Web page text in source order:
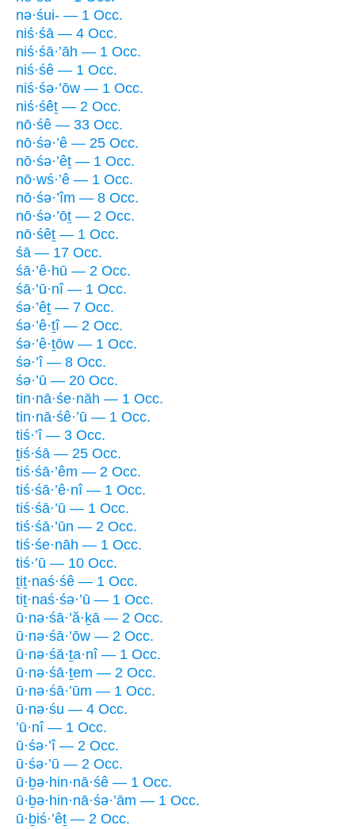
nə·śui- — 1 Occ.
niś·śā — 4 Occ.
niś·śā·’āh — 1 Occ.
niś·śê — 1 Occ.
niś·śə·’ōw — 1 Occ.
niś·śêṯ — 2 Occ.
nō·śê — 33 Occ.
nō·śə·’ê — 25 Occ.
nō·śə·’êṯ — 1 Occ.
nō·wś·’ê — 1 Occ.
nō·śə·’îm — 8 Occ.
nō·śə·’ōṯ — 2 Occ.
nō·śêṯ — 1 Occ.
śā — 17 Occ.
śā·’ê·hū — 2 Occ.
śā·’ū·nî — 1 Occ.
śə·’êṯ — 7 Occ.
śə·’ê·ṯî — 2 Occ.
śə·’ê·ṯōw — 1 Occ.
śə·’î — 8 Occ.
śə·’ū — 20 Occ.
tin·nā·śe·nāh — 1 Occ.
tin·nā·śê·’ū — 1 Occ.
tiś·’î — 3 Occ.
ṯiś·śā — 25 Occ.
tiś·śā·’êm — 2 Occ.
tiś·śā·’ê·nî — 1 Occ.
tiś·śā·’ū — 1 Occ.
tiś·śā·’ūn — 2 Occ.
tiś·śe·nāh — 1 Occ.
tiś·’ū — 10 Occ.
ṯiṯ·naś·śê — 1 Occ.
tiṯ·naś·śə·’ū — 1 Occ.
ū·nə·śā·’ă·ḵā — 2 Occ.
ū·nə·śā·’ōw — 2 Occ.
ū·nə·śā·ṯa·nî — 1 Occ.
ū·nə·śā·ṯem — 2 Occ.
ū·nə·śā·’ūm — 1 Occ.
ū·nə·śu — 4 Occ.
’ū·nî — 1 Occ.
ū·śə·’î — 2 Occ.
ū·śə·’ū — 2 Occ.
ū·ḇə·hin·nā·śê — 1 Occ.
ū·ḇə·hin·nā·śə·’ām — 1 Occ.
ū·ḇiś·’êṯ — 2 Occ.